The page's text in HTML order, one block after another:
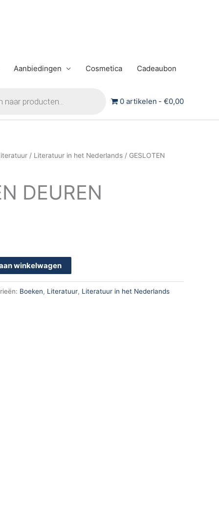
Aanbiedingen Cosmetica Cadeaubon
0 artikelen €0,00
/ Literatuur in het Nederlands / GESLOTEN
DEUREN
winkelwagen
Boeken, Literatuur, Literatuur in het Nederlands